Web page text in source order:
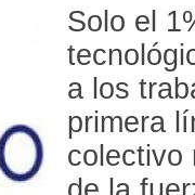
Solo el
a los
primera
colectivo